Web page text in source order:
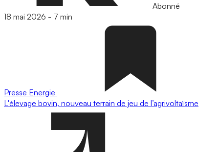
Abonné
18 mai 2026 - 7 min
Presse Energie
L'élevage bovin, nouveau terrain de jeu de l’agrivoltaïsme